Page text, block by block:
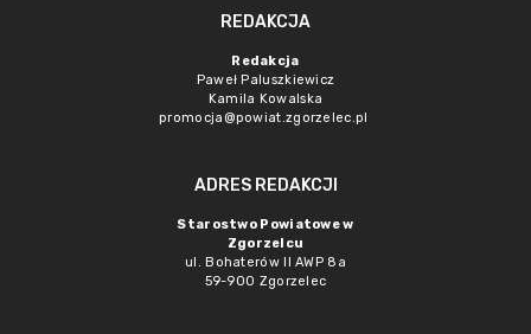
REDAKCJA
Redakcja
Paweł Paluszkiewicz
Kamila Kowalska
promocja@powiat.zgorzelec.pl
ADRES REDAKCJI
Starostwo Powiatowe w
Zgorzelcu
ul. Bohaterów II AWP 8a
59-900 Zgorzelec